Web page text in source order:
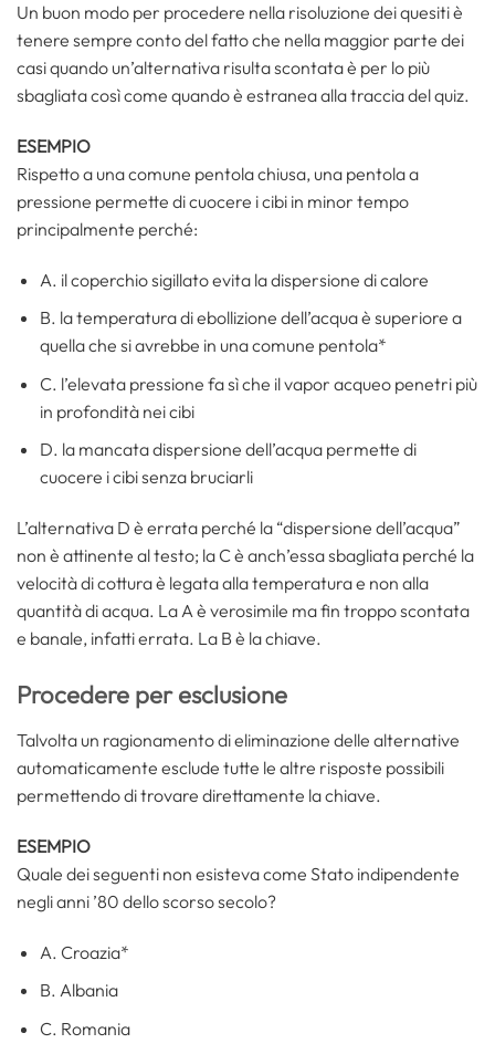
Un buon modo per procedere nella risoluzione dei quesiti è
tenere sempre conto del fatto che nella maggior parte dei
casi quando un’alternativa risulta scontata è per lo più
sbagliata così come quando è estranea alla traccia del quiz.
ESEMPIO
Rispetto a una comune pentola chiusa, una pentola a
pressione permette di cuocere i cibi in minor tempo
principalmente perché:
A. il coperchio sigillato evita la dispersione di calore
B. la temperatura di ebollizione dell’acqua è superiore a
quella che si avrebbe in una comune pentola*
C. l’elevata pressione fa sì che il vapor acqueo penetri più
in profondità nei cibi
D. la mancata dispersione dell’acqua permette di
cuocere i cibi senza bruciarli
L’alternativa D è errata perché la “dispersione dell’acqua”
non è attinente al testo; la C è anch’essa sbagliata perché la
velocità di cottura è legata alla temperatura e non alla
quantità di acqua. La A è verosimile ma fin troppo scontata
e banale, infatti errata. La B è la chiave.
Procedere per esclusione
Talvolta un ragionamento di eliminazione delle alternative
automaticamente esclude tutte le altre risposte possibili
permettendo di trovare direttamente la chiave.
ESEMPIO
Quale dei seguenti non esisteva come Stato indipendente
negli anni ’80 dello scorso secolo?
A. Croazia*
B. Albania
C. Romania